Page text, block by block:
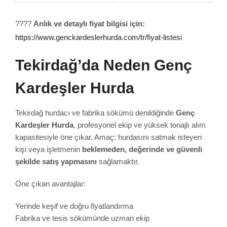
???? Anlık ve detaylı fiyat bilgisi için:
https://www.genckardeslerhurda.com/tr/fiyat-listesi
Tekirdağ’da Neden Genç
Kardeşler Hurda
Tekirdağ hurdacı ve fabrika sökümü denildiğinde Genç
Kardeşler Hurda, profesyonel ekip ve yüksek tonajlı alım
kapasitesiyle öne çıkar. Amaç; hurdasını satmak isteyen
kişi veya işletmenin beklemeden, değerinde ve güvenli
şekilde satış yapmasını sağlamaktır.
Öne çıkan avantajlar:
Yerinde keşif ve doğru fiyatlandırma
Fabrika ve tesis sökümünde uzman ekip